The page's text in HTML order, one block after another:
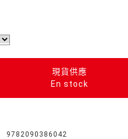
現貨供應
En stock
9782090386042